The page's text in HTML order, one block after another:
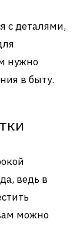
с деталями,
нужно
в быту.
ведь в
можно